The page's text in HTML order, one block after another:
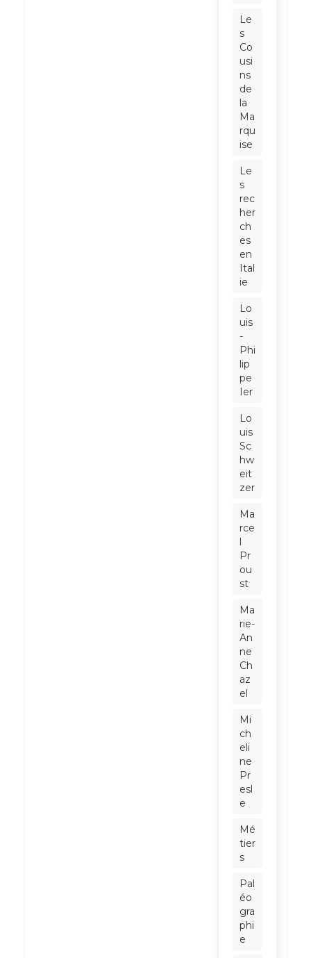
Le
s
Co
usi
ns
de
la
Ma
rqu
ise
Le
s
rec
her
ch
es
en
Ital
ie
Lo
uis
-
Phi
lip
pe
Ier
Lo
uis
Sc
hw
eit
zer
Ma
rce
l
Pr
ou
st
Ma
rie-
An
ne
Ch
az
el
Mi
ch
eli
ne
Pr
esl
e
Mé
tier
s
Pal
éo
gra
phi
e